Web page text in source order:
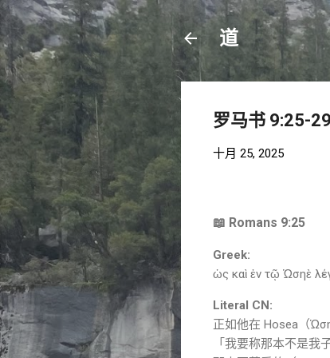
道
罗马书 9:25-29
十月 25, 2025
📖 Romans 9:25
Greek:
ὡς καὶ ἐν τῷ Ὡσηὲ
Literal CN:
正如他在 Hosea （
「我要称那本不是我